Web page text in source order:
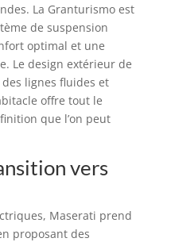
La Granturismo est
de suspension
optimal et une
Le design extérieur de
lignes fluides et
offre tout le
que l’on peut
vers
Maserati prend
proposant des